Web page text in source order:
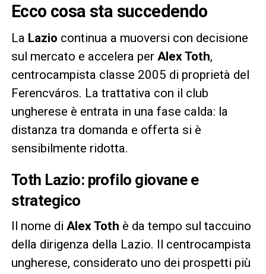
Ecco cosa sta succedendo
La Lazio continua a muoversi con decisione
sul mercato e accelera per Alex Toth,
centrocampista classe 2005 di proprietà del
Ferencváros. La trattativa con il club
ungherese è entrata in una fase calda: la
distanza tra domanda e offerta si è
sensibilmente ridotta.
Toth Lazio: profilo giovane e
strategico
Il nome di Alex Toth è da tempo sul taccuino
della dirigenza della Lazio. Il centrocampista
ungherese, considerato uno dei prospetti più